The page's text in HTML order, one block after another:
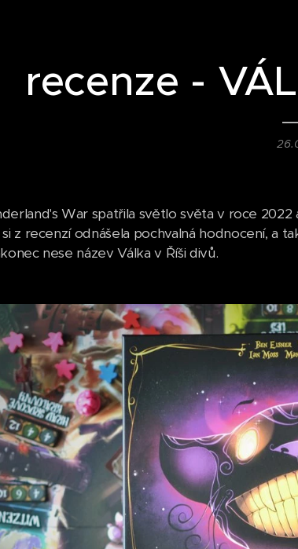
recenze -
War spatřila světlo světa v roce
z recenzí odnášela pochvalná hodnocení, a
nese název Válka v Říši divů.